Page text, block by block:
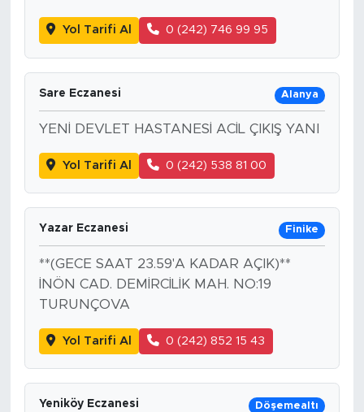
Yol Tarifi Al 0 (242) 746 99 95
Sare Eczanesi Alanya
YENİ DEVLET HASTANESİ ACİL ÇIKIŞ YANI
Yol Tarifi Al 0 (242) 538 81 00
Yazar Eczanesi Finike
**(GECE SAAT 23.59'A KADAR AÇIK)**
İNÖN CAD. DEMİRCİLİK MAH. NO:19
TURUNÇOVA
Yol Tarifi Al 0 (242) 852 15 43
Yeniköy Eczanesi Döşemealtı